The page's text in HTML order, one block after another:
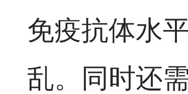
免疫抗体水
乱。同时还